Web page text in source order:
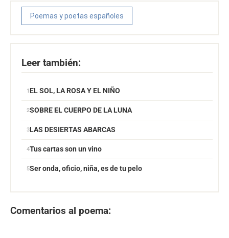
Poemas y poetas españoles
Leer también:
EL SOL, LA ROSA Y EL NIÑO
SOBRE EL CUERPO DE LA LUNA
LAS DESIERTAS ABARCAS
Tus cartas son un vino
Ser onda, oficio, niña, es de tu pelo
Comentarios al poema: